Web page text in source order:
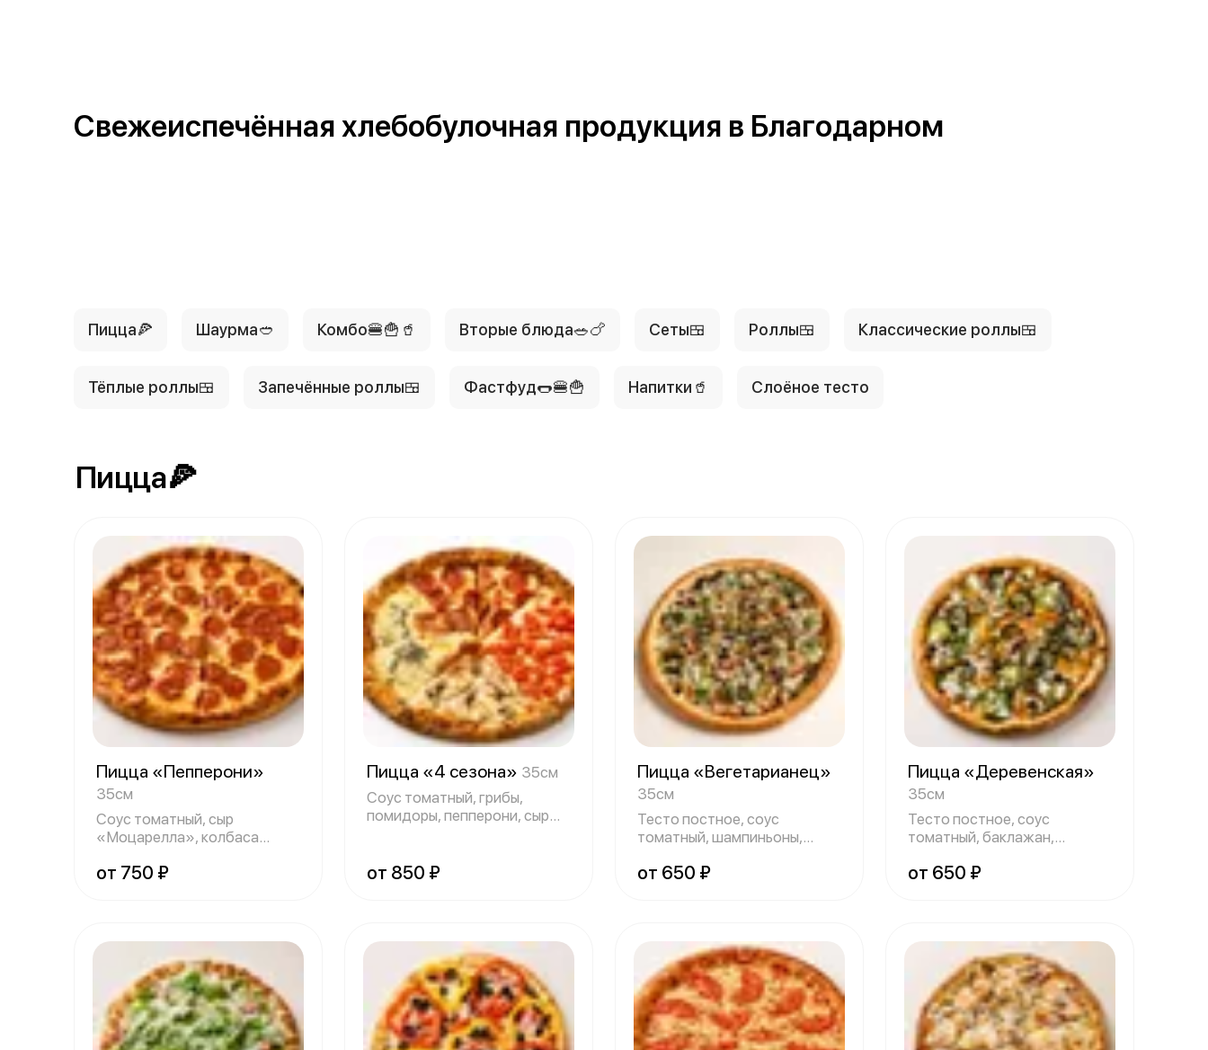
Свежеиспечённая хлебобулочная продукция в Благодарном
Пицца🍕 Шаурма🥙 Комбо🍔🍟🥤 Вторые блюда🥗🍗 Сеты🍱 Роллы🍱 Классические роллы🍱
Тёплые роллы🍱 Запечённые роллы🍱 Фастфуд🌭🍔🍟 Напитки🥤 Слоёное тесто
Пицца🍕
Пицца «Пепперони»
35см
Соус томатный, сыр
«Моцарелла», колбаса
от 750 ₽
Пицца «4 сезона» 35см
Соус томатный, грибы,
помидоры, пепперони, сыр
от 850 ₽
Пицца «Вегетарианец»
35см
Тесто постное, соус
томатный, шампиньоны,
от 650 ₽
Пицца «Деревенская»
35см
Тесто постное, соус
томатный, баклажан,
от 650 ₽